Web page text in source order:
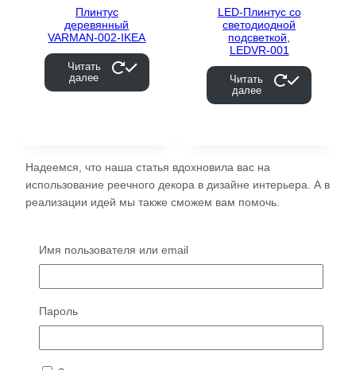
Плинтус
деревянный
VARMAN-002-IKEA
Читать
далее
LED-Плинтус со
светодиодной
подсветкой,
LEDVR-001
Читать
далее
Надеемся, что наша статья вдохновила вас на
использование реечного декора в дизайне интерьера. А в
реализации идей мы также сможем вам помочь.
шпонированного МДФ.
Более 100 видов шпона
Имя пользователя или email
Пароль